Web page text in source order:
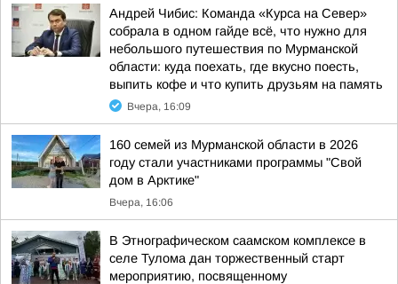
Андрей Чибис: Команда «Курса на Север»
собрала в одном гайде всё, что нужно для
небольшого путешествия по Мурманской
области: куда поехать, где вкусно поесть,
выпить кофе и что купить друзьям на память
Вчера, 16:09
160 семей из Мурманской области в 2026
году стали участниками программы "Свой
дом в Арктике"
Вчера, 16:06
В Этнографическом саамском комплексе в
селе Тулома дан торжественный старт
мероприятию, посвященному